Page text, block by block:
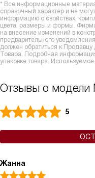
* Все информационные
справочный характер и не
информацию о свойствах,
цвета, размеры и формы.
на внесение изменений в
предварительного
должен обратиться к Продавцу
Товара. Подробная
упаковке товара.
Отзывы о модели
5
Жанна